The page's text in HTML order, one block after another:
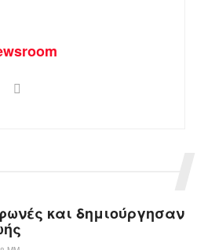
και δημιούργησαν